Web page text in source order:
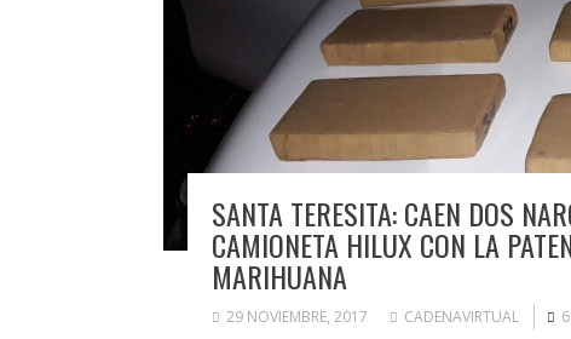
SANTA TERESITA: CAEN DOS
CAMIONETA HILUX CON LA
MARIHUANA
29 NOVIEMBRE, 2017 CADENAVIRTUAL